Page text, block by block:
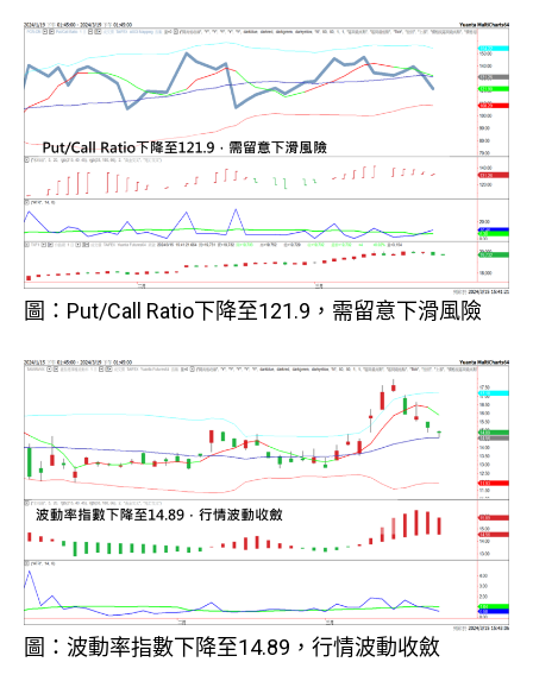
圖：Put/Call Ratio下降至121.9，需留意下滑風險
圖：波動率指數下降至14.89，行情波動收斂